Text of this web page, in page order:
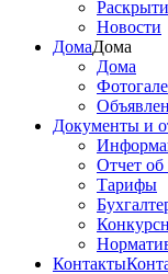
Новости
ДомаДома
Дома
Документы и
Отчет об
Тарифы
Контакты